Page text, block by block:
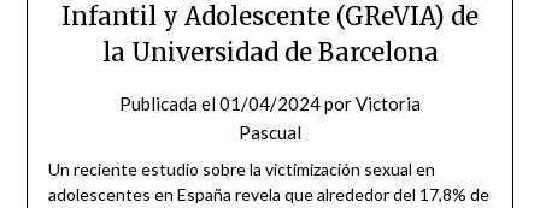
Infantil y Adolescente (GReVIA) de
la Universidad de Barcelona
Publicada el01/04/2024porVictoria
Pascual
Un reciente estudio sobre la victimización sexual en
adolescentes en España revela que alrededor del 17,8% de